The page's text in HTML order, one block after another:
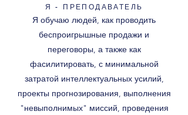
Я - ПРЕПОДАВАТЕЛЬ
Я обучаю людей, как проводить
беспроигрышные продажи и
переговоры, а также как
фасилитировать, с минимальной
затратой интеллектуальных усилий,
проекты прогнозирования, выполнения
"невыполнимых" миссий, проведения